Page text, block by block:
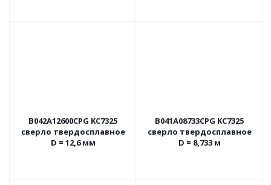
B042A12600CPG KC7325
сверло твердосплавное
D = 12,6 мм
B041A08733CPG KC7325
сверло твердосплавное
D = 8,733 м